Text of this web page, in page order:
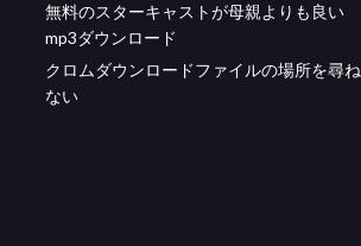
無料のスターキャストが母親よりも良い
mp3ダウンロード
クロムダウンロードファイルの場所を尋ね
ない